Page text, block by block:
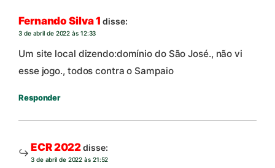
Fernando Silva 1 disse:
3 de abril de 2022 às 12:33
Um site local dizendo:domínio do São José., não vi
esse jogo., todos contra o Sampaio
Responder
ECR 2022disse:
3 de abril de 2022 às 21:52